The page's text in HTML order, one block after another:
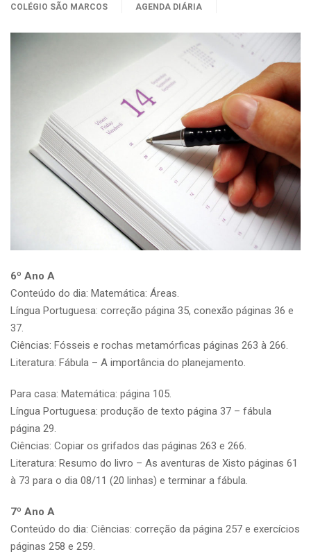
COLÉGIO SÃO MARCOS
AGENDA DIÁRIA
6º Ano A
Conteúdo do dia: Matemática: Áreas.
Língua Portuguesa: correção página 35, conexão páginas 36 e
37.
Ciências: Fósseis e rochas metamórficas páginas 263 à 266.
Literatura: Fábula – A importância do planejamento.
Para casa: Matemática: página 105.
Língua Portuguesa: produção de texto página 37 – fábula
página 29.
Ciências: Copiar os grifados das páginas 263 e 266.
Literatura: Resumo do livro – As aventuras de Xisto páginas 61
à 73 para o dia 08/11 (20 linhas) e terminar a fábula.
7º Ano A
Conteúdo do dia: Ciências: correção da página 257 e exercícios
páginas 258 e 259.